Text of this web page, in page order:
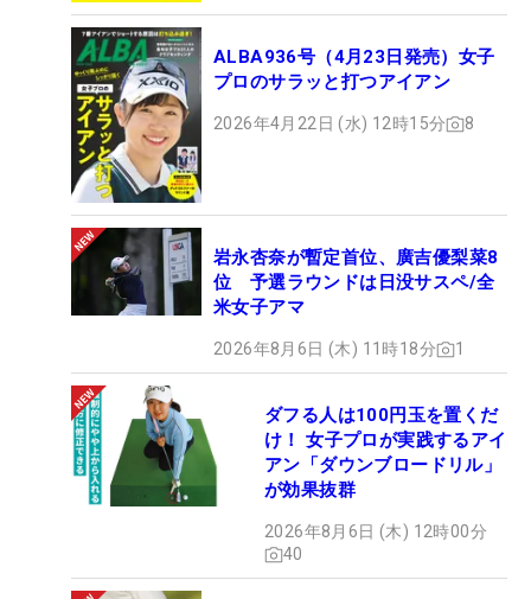
ALBA936号（4月23日発売）女子
プロのサラッと打つアイアン
2026年4月22日 (水) 12時15分 8
岩永杏奈が暫定首位、廣吉優梨菜8
位 予選ラウンドは日没サスペ/全
米女子アマ
2026年8月6日 (木) 11時18分 1
ダフる人は100円玉を置くだ
け！ 女子プロが実践するアイ
アン「ダウンブロードリル」
が効果抜群
2026年8月6日 (木) 12時00分
40